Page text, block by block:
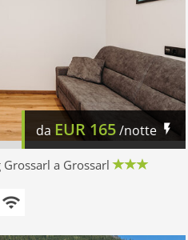
da EUR 165/notte
a Grossarl